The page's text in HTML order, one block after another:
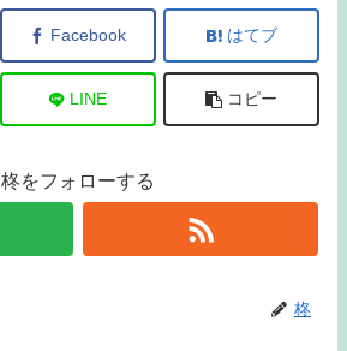
Facebook はてブ
LINE コピー
柊をフォローする
柊